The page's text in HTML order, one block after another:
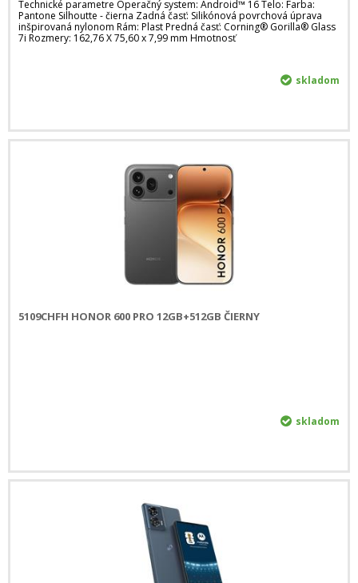
Technické parametre Operačný system: Android™ 16 Telo: Farba:
Pantone Silhoutte - čierna Zadná časť: Silikónová povrchová úprava
inšpirovaná nylonom Rám: Plast Predná časť: Corning® Gorilla® Glass
7i Rozmery: 162,76 X 75,60 x 7,99 mm Hmotnosť
skladom
5109CHFH HONOR 600 PRO 12GB+512GB ČIERNY
skladom